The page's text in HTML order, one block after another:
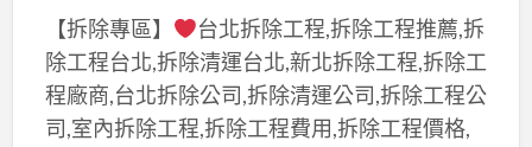
【拆除專區】
台北拆除工程,拆除工程推薦,拆
除工程台北,拆除清運台北,新北拆除工程,拆除工
程廠商,台北拆除公司,拆除清運公司,拆除工程公
司,室內拆除工程,拆除工程費用,拆除工程價格,